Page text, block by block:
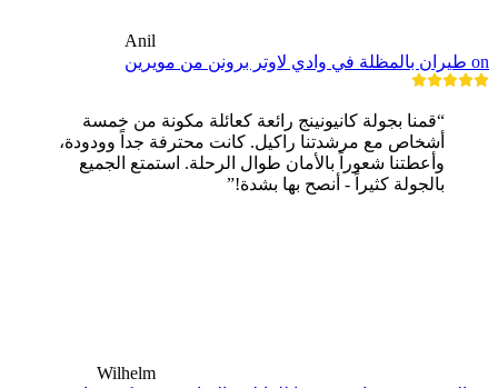
Anil
on طيران بالمظلة في وادي لاوتر برونن من مويرين
“قمنا بجولة كانيونينج رائعة كعائلة مكونة من خمسة
أشخاص مع مرشدتنا راكيل. كانت محترفة جداً وودودة،
وأعطتنا شعوراً بالأمان طوال الرحلة. استمتع الجميع
بالجولة كثيراً - أنصح بها بشدة!”
Wilhelm